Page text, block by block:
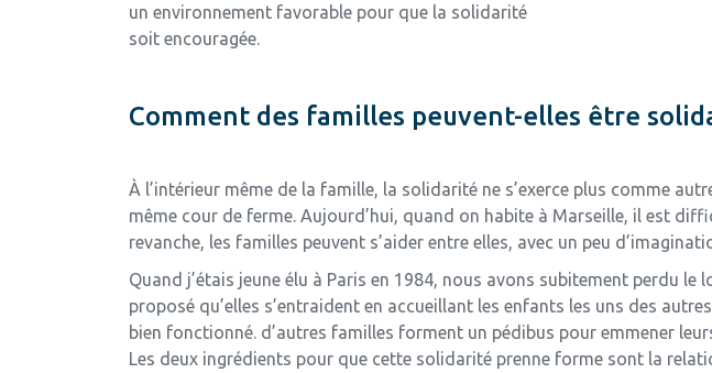
un environnement favorable pour que la solidarité
soit encouragée.
Comment des familles peuvent-elles être
À l’intérieur même de la famille, la solidarité ne s’exerce plus comme
même cour de ferme. Aujourd’hui, quand on habite à Marseille, il est
revanche, les familles peuvent s’aider entre elles, avec un peu
Quand j’étais jeune élu à Paris en 1984, nous avons subitement perdu
proposé qu’elles s’entraident en accueillant les enfants les uns des
bien fonctionné. d’autres familles forment un pédibus pour emmener
Les deux ingrédients pour que cette solidarité prenne forme sont la